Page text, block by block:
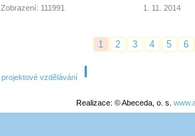
Zobrazení: 111991 1. 11. 2014
1 2 3 4 5 6
Realizace: © Abeceda, o. s.